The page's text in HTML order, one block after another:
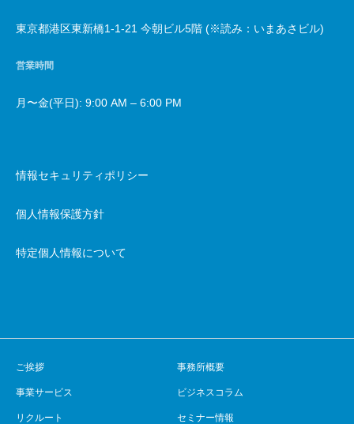
東京都港区東新橋1-1-21 今朝ビル5階 (※読み：いまあさビル)
営業時間
月〜金(平日): 9:00 AM – 6:00 PM
情報セキュリティポリシー
個人情報保護方針
特定個人情報について
ご挨拶 事務所概要
事業サービス ビジネスコラム
リクルート セミナー情報